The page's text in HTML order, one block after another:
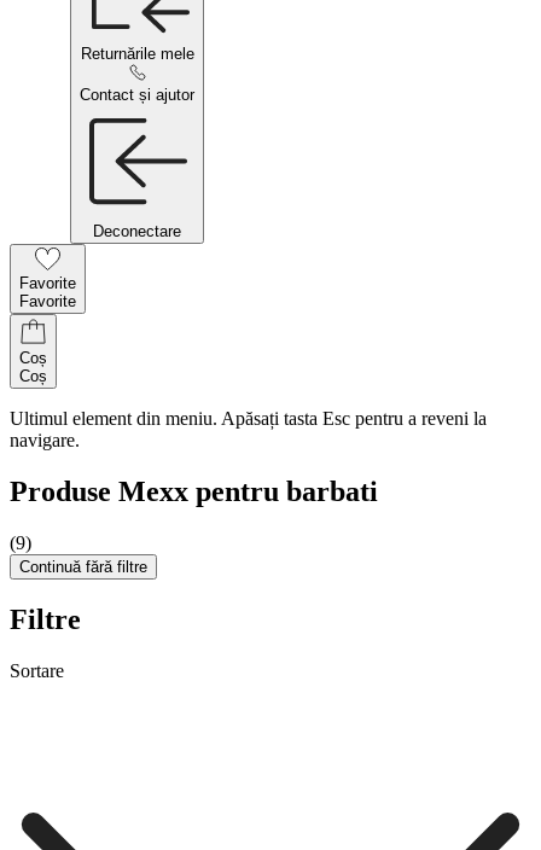
Returnările mele
Contact și ajutor
Deconectare
Favorite
Favorite
Coș
Coș
Ultimul element din meniu. Apăsați tasta Esc pentru a reveni la
navigare.
Produse Mexx pentru barbati
(9)
Continuă fără filtre
Filtre
Sortare